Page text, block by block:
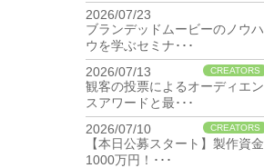
2026/07/23
ブランデッドムービーのノウハ
ウを学ぶセミナ･･･
2026/07/13
CREATORS
観客の投票によるオーディエン
スアワードと最･･･
2026/07/10
CREATORS
【本日公募スタート】製作資金
1000万円！･･･